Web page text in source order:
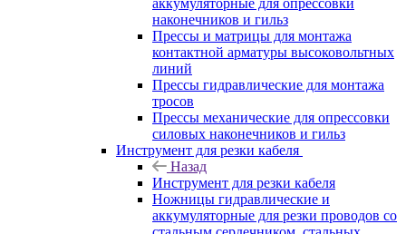
аккумуляторные для опрессовки
наконечников и гильз
Прессы и матрицы для монтажа
контактной арматуры высоковольтных
линий
Прессы гидравлические для монтажа
тросов
Прессы механические для опрессовки
силовых наконечников и гильз
Инструмент для резки кабеля
Назад
Инструмент для резки кабеля
Ножницы гидравлические и
аккумуляторные для резки проводов со